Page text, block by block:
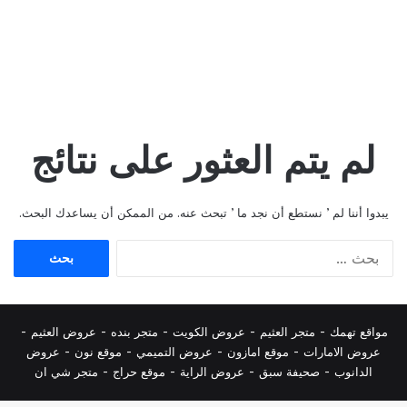
لم يتم العثور على نتائج
يبدوا أننا لم ’ نستطع أن نجد ما ’ تبحث عنه. من الممكن أن يساعدك البحث.
مواقع تهمك - متجر العثيم - عروض الكويت - متجر بنده - عروض العثيم -
عروض الامارات - موقع امازون - عروض التميمي - موقع نون - عروض
الدانوب - صحيفة سبق - عروض الراية - موقع حراج - متجر شي ان